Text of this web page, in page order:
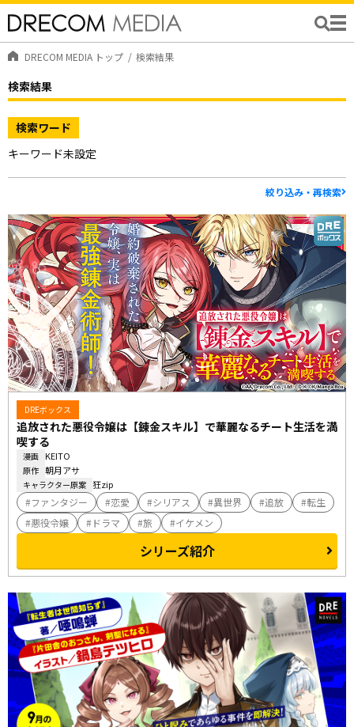
DRECOM MEDIA トップ 検索結果
検索結果
検索ワード
キーワード未設定
絞り込み・再検索
DREボックス
追放された悪役令嬢は【錬金スキル】で華麗なるチート生活を満
喫する
漫画 KEITO
原作 朝月アサ
キャラクター原案 狂zip
ファンタジー 恋愛 シリアス 異世界 追放
転生
悪役令嬢
ドラマ 旅 イケメン
シリーズ紹介